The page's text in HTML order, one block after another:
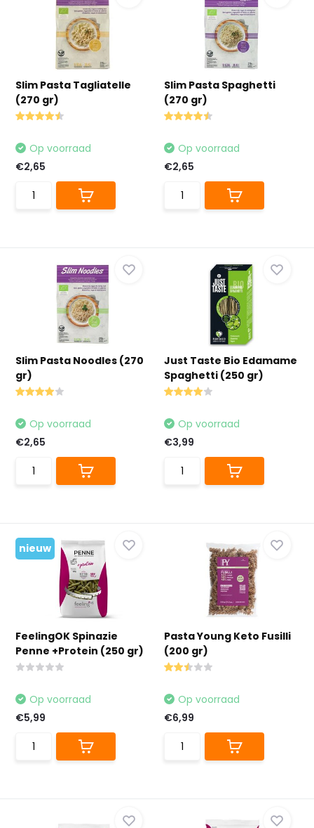
Slim Pasta Tagliatelle
(270 gr)
Op voorraad
€2,65
Slim Pasta Spaghetti
(270 gr)
Op voorraad
€2,65
Slim Pasta Noodles (270
gr)
Op voorraad
€2,65
Just Taste Bio Edamame
Spaghetti (250 gr)
Op voorraad
€3,99
nieuw
FeelingOK Spinazie
Penne +Protein (250 gr)
Op voorraad
€5,99
Pasta Young Keto Fusilli
(200 gr)
Op voorraad
€6,99